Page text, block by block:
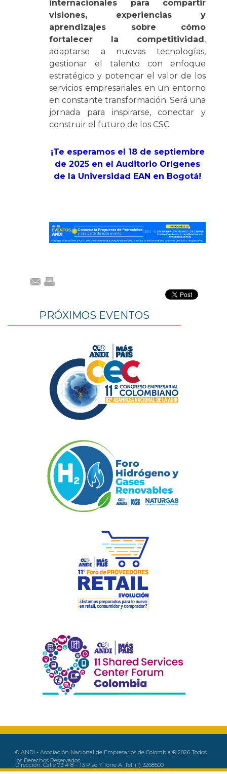
internacionales para compartir
visiones, experiencias y
aprendizajes sobre cómo
fortalecer la competitividad,
adaptarse a nuevas tecnologías,
gestionar el talento con enfoque
estratégico y potenciar el valor de los
servicios empresariales en un entorno
en constante transformación. Será una
jornada para inspirarse, conectar y
construir el futuro de los CSC.
¡Te esperamos el 18 de septiembre
de 2025 en el Auditorio Orígenes
de la Universidad EAN en Bogotá!
PRÓXIMOS EVENTOS
© ANDI - Asociación Nacional de Empresarios de Colombia ® 2026 Todos
los Derechos Reservados
Dirección: Calle 73 # 8 – 13 Piso 7 Torre A. Tel: (1) 3268500